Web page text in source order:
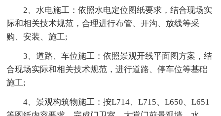
2、水电施工：依照水电定位图纸要求，结合现场实
际和相关技术规范，合理进行布管、开沟、放线等采
购、安装、施工;
3、道路、车位施工：依照景观开线平面图方案，结
合现场实际和相关技术规范，进行道路、停车位等基础
施工;
4、景观构筑物施工：按L714、L715、L650、L651